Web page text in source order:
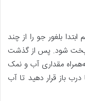
بلغور جو را از چند
پخت شود. پس‌ از گذشت
مقداری آب و نمک
درب باز قرار دهید تا آب